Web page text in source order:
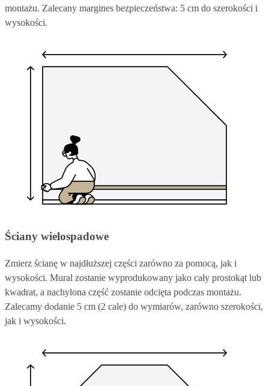
montażu. Zalecany margines bezpieczeństwa: 5 cm do szerokości i
wysokości.
Ściany wielospadowe
Zmierz ścianę w najdłuższej części zarówno za pomocą, jak i
wysokości. Mural zostanie wyprodukowany jako cały prostokąt lub
kwadrat, a nachylona część zostanie odcięta podczas montażu.
Zalecamy dodanie 5 cm (2 cale) do wymiarów, zarówno szerokości,
jak i wysokości.